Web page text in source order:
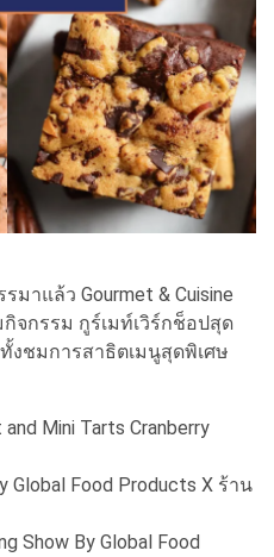
แล้ว Gourmet & Cuisine
จกรรม กูร์เมท์เวิร์กช็อปสุด
งชมการสาธิตเมนูสุดพิเศษ
Mini Tarts Cranberry
Global Food Products X ร้าน
Show By Global Food